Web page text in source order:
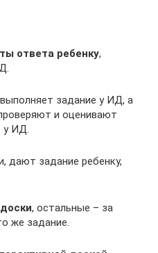
ответа ребенку,
задание у ИД, а
и оценивают
у ИД.
дают задание ребенку,
доски, остальные – за
же задание.